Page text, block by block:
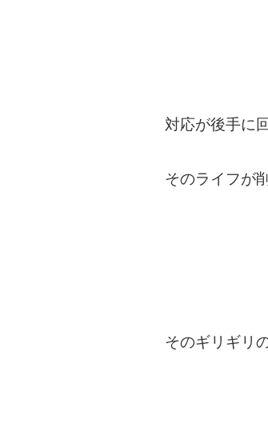
対応が後手に
そのライフが
そのギリギリ